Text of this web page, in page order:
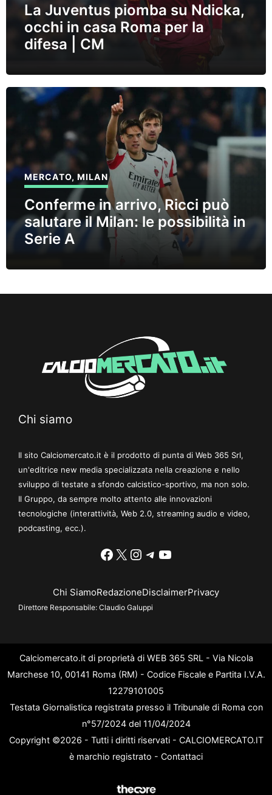
La Juventus piomba su Ndicka,
occhi in casa Roma per la
difesa | CM
MERCATO,MILAN
Conferme in arrivo, Ricci può
salutare il Milan: le possibilità in
Serie A
Chi siamo
Il sito Calciomercato.it è il prodotto di punta di Web 365 Srl,
un'editrice new media specializzata nella creazione e nello
sviluppo di testate a sfondo calcistico-sportivo, ma non solo.
Il Gruppo, da sempre molto attento alle innovazioni
tecnologiche (interattività, Web 2.0, streaming audio e video,
podcasting, ecc.).
Facebook
X Instagram
Telegram
YouTube
Chi SiamoRedazioneDisclaimerPrivacy
Direttore Responsabile: Claudio Galuppi
Calciomercato.it di proprietà di WEB 365 SRL - Via Nicola
Marchese 10, 00141 Roma (RM) - Codice Fiscale e Partita I.V.A.
12279101005
Testata Giornalistica registrata presso il Tribunale di Roma con
n°57/2024 del 11/04/2024
Copyright ©2026 - Tutti i diritti riservati - CALCIOMERCATO.IT
è marchio registrato - Contattaci